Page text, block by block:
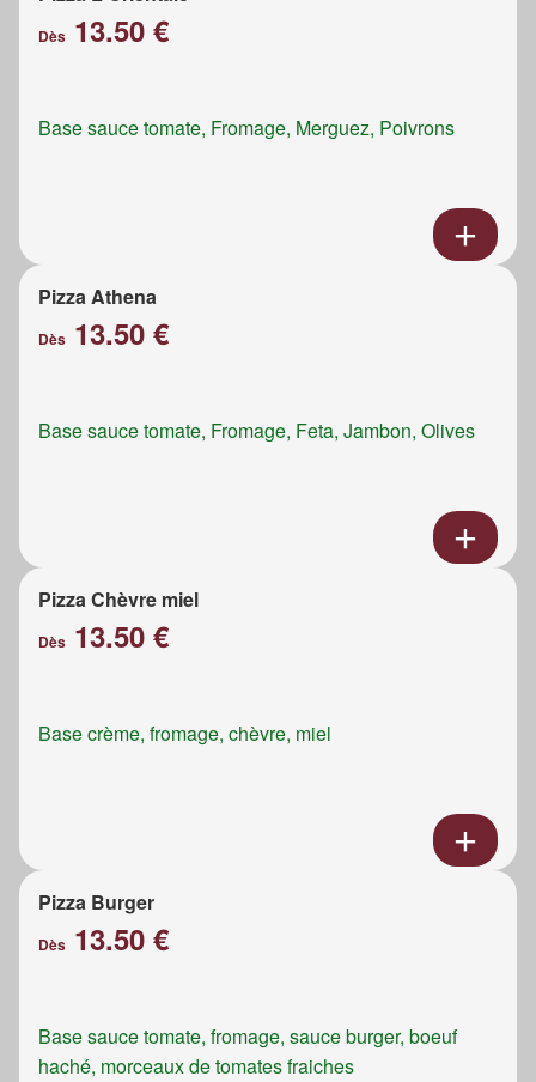
Dès 13.50 €
Base sauce tomate, Fromage, Merguez, Poivrons
Pizza Athena
Dès 13.50 €
Base sauce tomate, Fromage, Feta, Jambon, Olives
Pizza Chèvre miel
Dès 13.50 €
Base crème, fromage, chèvre, miel
Pizza Burger
Dès 13.50 €
Base sauce tomate, fromage, sauce burger, boeuf
haché, morceaux de tomates fraiches